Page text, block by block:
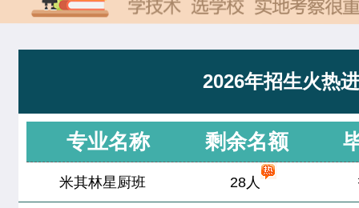
2026年招生火热
专业名称 剩余名额
西餐主厨专业 22人 技能
米其林星厨班 28人
西点店长班 19人
西点烘焙班
齐宇宁 西餐工艺专业
夏宏达 米其林星厨班
谢佳琳 米其林星厨班